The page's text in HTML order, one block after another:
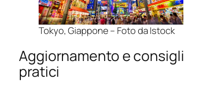
Tokyo, Giappone – Foto da Istock
Aggiornamento e consigli
pratici